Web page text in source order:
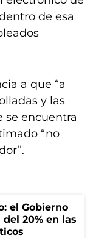
de esa
a que “a
y las
se encuentra
“no
el Gobierno
20% en las